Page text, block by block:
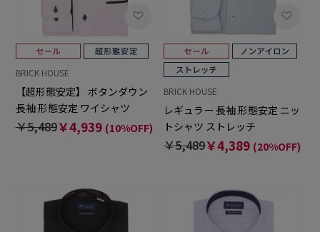
BRICK HOUSE
【超形態安定】 ボタンダウン
長袖 形態安定 ワイシャツ
￥5,489￥4,939 (10%OFF)
BRICK HOUSE
レギュラー 長袖 形態安定 ニッ
トシャツ ストレッチ
￥5,489￥4,389 (20%OFF)